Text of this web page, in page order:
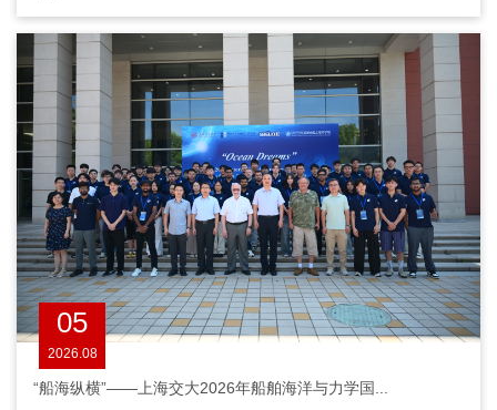
05
2026.08
“船海纵横”——上海交大2026年船舶海洋与力学国...